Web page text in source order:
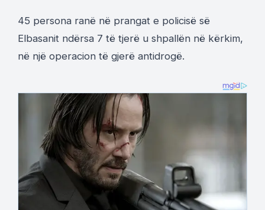
45 persona ranë në prangat e policisë së
Elbasanit ndërsa 7 të tjerë u shpallën në kërkim,
në një operacion të gjerë antidrogë.